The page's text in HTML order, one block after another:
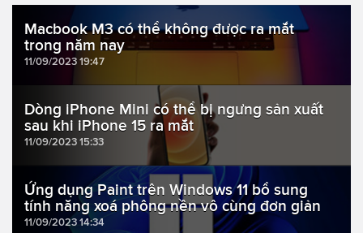
Macbook M3 có thể không được ra mắt
trong năm nay
11/09/2023 19:47
Dòng iPhone Mini có thể bị ngưng sản xuất
sau khi iPhone 15 ra mắt
11/09/2023 15:33
Ứng dụng Paint trên Windows 11 bổ sung
tính năng xoá phông nền vô cùng đơn giản
11/09/2023 14:34